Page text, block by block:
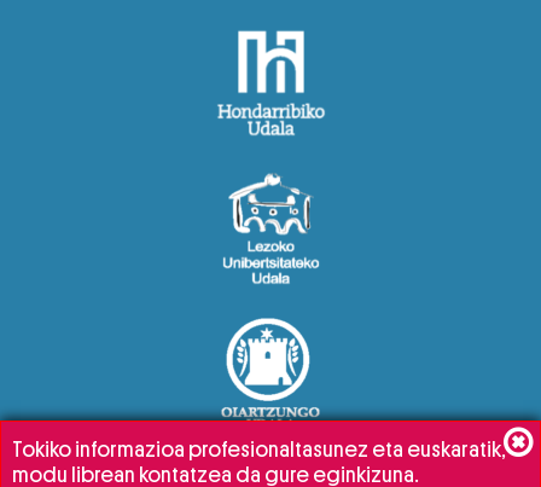
Tokiko informazioa profesionaltasunez eta euskaratik,
modu librean kontatzea da gure eginkizuna.